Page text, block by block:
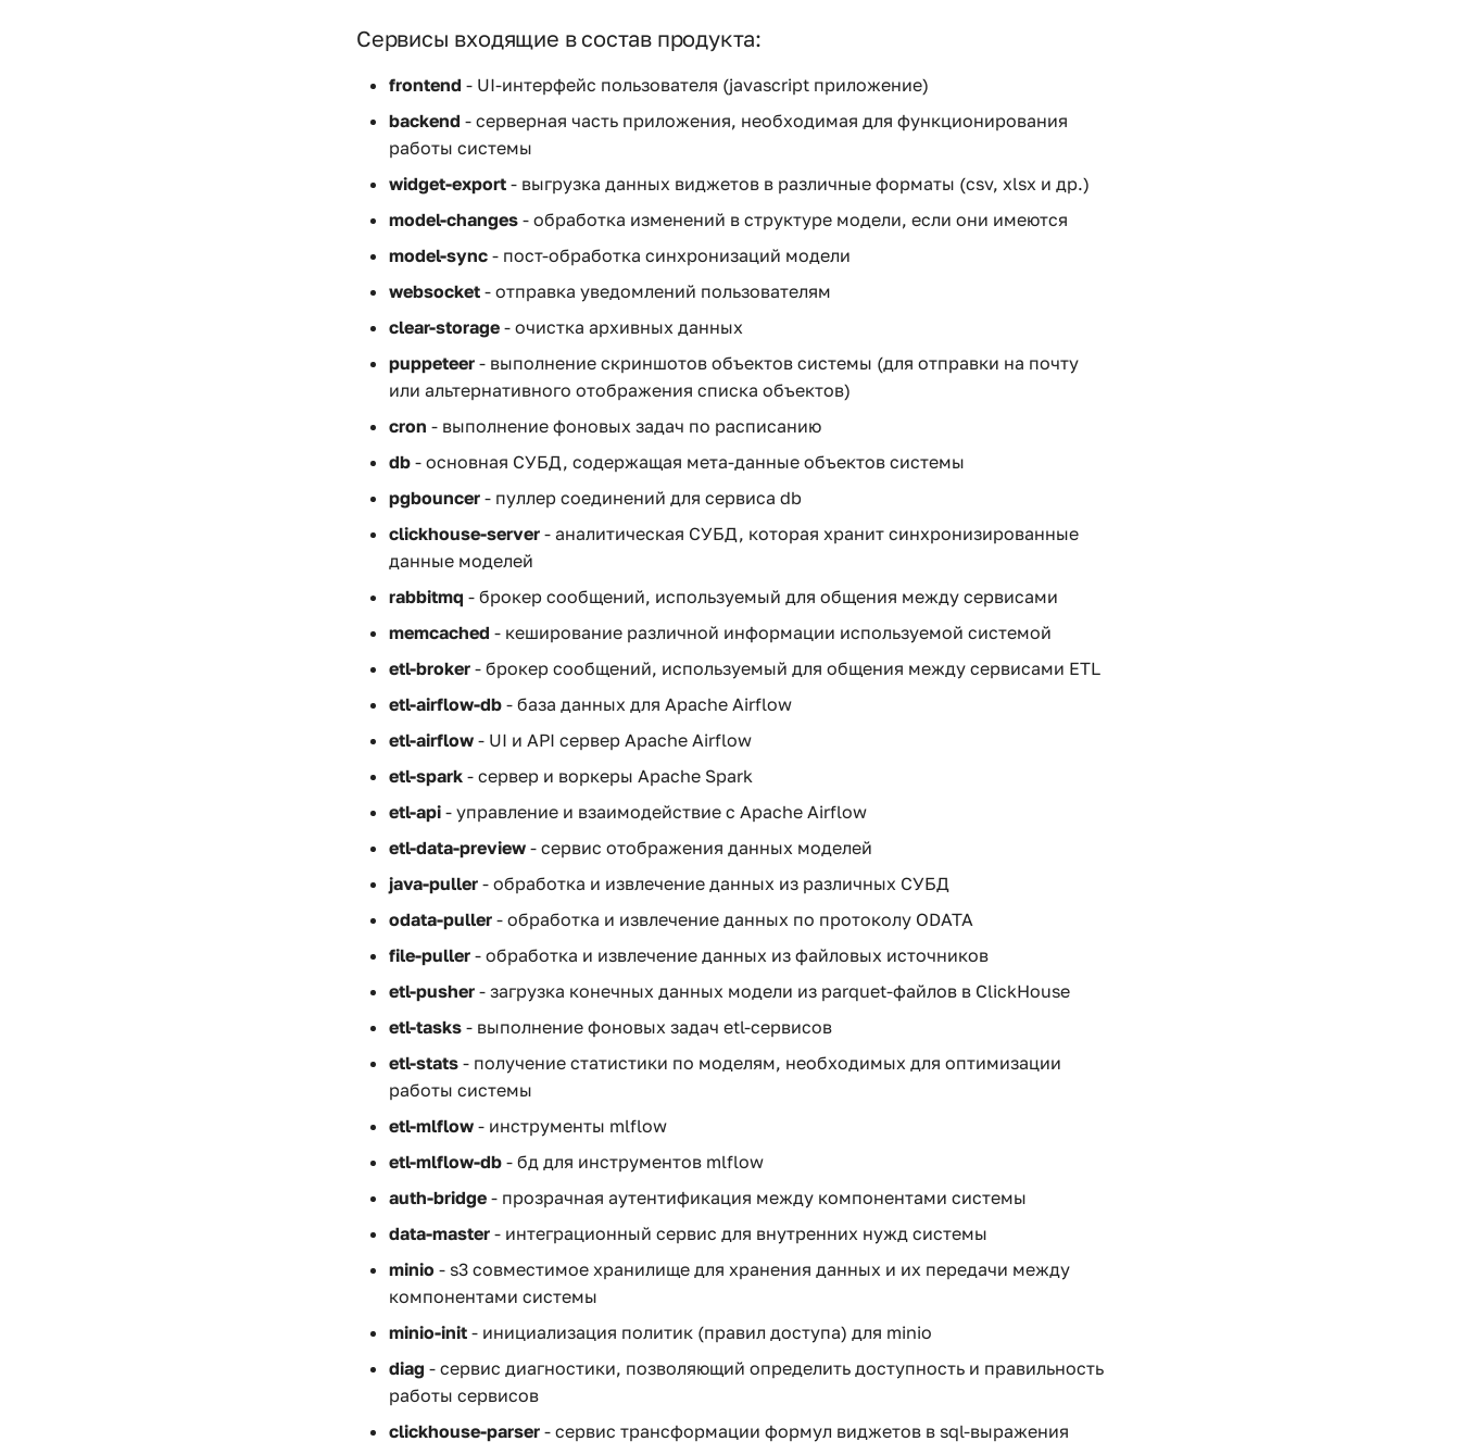
Сервисы входящие в состав продукта:
frontend - UI-интерфейс пользователя (javascript приложение)
backend - серверная часть приложения, необходимая для функционирования
работы системы
widget-export - выгрузка данных виджетов в различные форматы (csv, xlsx и др.)
model-changes - обработка изменений в структуре модели, если они имеются
model-sync - пост-обработка синхронизаций модели
websocket - отправка уведомлений пользователям
clear-storage - очистка архивных данных
puppeteer - выполнение скриншотов объектов системы (для отправки на почту
или альтернативного отображения списка объектов)
cron - выполнение фоновых задач по расписанию
db - основная СУБД, содержащая мета-данные объектов системы
pgbouncer - пуллер соединений для сервиса db
clickhouse-server - аналитическая СУБД, которая хранит синхронизированные
данные моделей
rabbitmq - брокер сообщений, используемый для общения между сервисами
memcached - кеширование различной информации используемой системой
etl-broker - брокер сообщений, используемый для общения между сервисами ETL
etl-airflow-db - база данных для Apache Airflow
etl-airflow - UI и API сервер Apache Airflow
etl-spark - сервер и воркеры Apache Spark
etl-api - управление и взаимодействие с Apache Airflow
etl-data-preview - сервис отображения данных моделей
java-puller - обработка и извлечение данных из различных СУБД
odata-puller - обработка и извлечение данных по протоколу ODATA
file-puller - обработка и извлечение данных из файловых источников
etl-pusher - загрузка конечных данных модели из parquet-файлов в ClickHouse
etl-tasks - выполнение фоновых задач etl-сервисов
etl-stats - получение статистики по моделям, необходимых для оптимизации
работы системы
etl-mlflow - инструменты mlflow
etl-mlflow-db - бд для инструментов mlflow
auth-bridge - прозрачная аутентификация между компонентами системы
data-master - интеграционный сервис для внутренних нужд системы
minio - s3 совместимое хранилище для хранения данных и их передачи между
компонентами системы
minio-init - инициализация политик (правил доступа) для minio
diag - сервис диагностики, позволяющий определить доступность и правильность
работы сервисов
clickhouse-parser - сервис трансформации формул виджетов в sql-выражения